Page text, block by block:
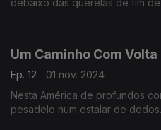
debaixo das querelas de fim
Um Caminho Com Volta
Ep. 12
01 nov. 2024
Nesta América de profundos
pesadelo num estalar de dedos.